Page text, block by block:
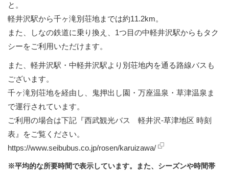
と。
軽井沢駅から千ヶ滝別荘地までは約11.2km。
また、しなの鉄道に乗り換え、1つ目の中軽井沢駅からもタク
シーをご利用いただけます。
また、軽井沢駅・中軽井沢駅より別荘地内を通る路線バスも
ございます。
千ヶ滝別荘地を経由し、鬼押出し園・万座温泉・草津温泉ま
で運行されています。
ご利用の場合は下記『西武観光バス 軽井沢-草津地区 時刻
表』をご覧ください。
https://www.seibubus.co.jp/rosen/karuizawa/
※平均的な所要時間で表示しています。また、シーズンや時間帯